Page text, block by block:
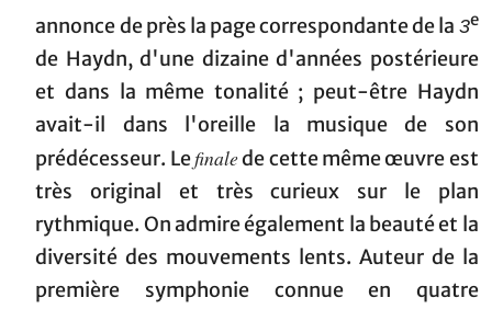
annonce de près la page correspondante de la 3e
de Haydn, d'une dizaine d'années postérieure
et dans la même tonalité ; peut-être Haydn
avait-il dans l'oreille la musique de son
prédécesseur. Lefinalede cette même œuvre est
très original et très curieux sur le plan
rythmique. On admire également la beauté et la
diversité des mouvements lents. Auteur de la
première symphonie connue en quatre